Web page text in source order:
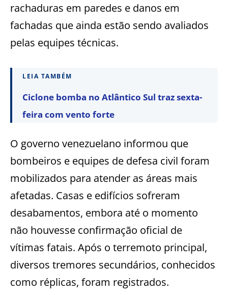
rachaduras em paredes e danos em
fachadas que ainda estão sendo avaliados
pelas equipes técnicas.
LEIA TAMBÉM
Ciclone bomba no Atlântico Sul traz sexta-
feira com vento forte
O governo venezuelano informou que
bombeiros e equipes de defesa civil foram
mobilizados para atender as áreas mais
afetadas. Casas e edifícios sofreram
desabamentos, embora até o momento
não houvesse confirmação oficial de
vítimas fatais. Após o terremoto principal,
diversos tremores secundários, conhecidos
como réplicas, foram registrados.